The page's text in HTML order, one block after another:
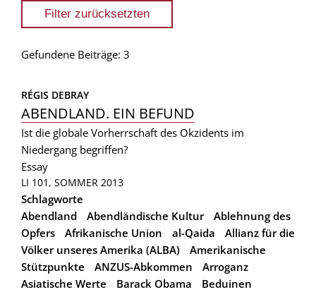
Gefundene Beiträge: 3
RÉGIS DEBRAY
ABENDLAND. EIN BEFUND
Ist die globale Vorherrschaft des Okzidents im
Niedergang begriffen?
Essay
LI 101, SOMMER 2013
Schlagworte
Abendland
Abendländische Kultur
Ablehnung des
Opfers
Afrikanische Union al-Qaida
Allianz für die
Völker unseres Amerika (ALBA)
Amerikanische
Stützpunkte
ANZUS-Abkommen
Arroganz
Asiatische Werte
Barack Obama
Beduinen